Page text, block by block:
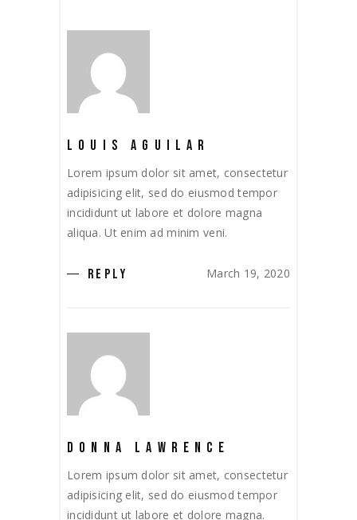
LOUIS AGUILAR
Lorem ipsum dolor sit amet, consectetur
adipisicing elit, sed do eiusmod tempor
incididunt ut labore et dolore magna
aliqua. Ut enim ad minim veni.
REPLY March 19, 2020
DONNA LAWRENCE
Lorem ipsum dolor sit amet, consectetur
adipisicing elit, sed do eiusmod tempor
incididunt ut labore et dolore magna.